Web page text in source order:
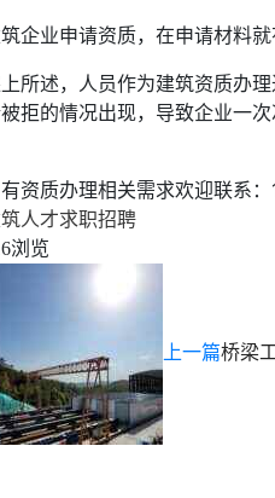
企业申请资质，在申请材料
所述，人员作为建筑资质办
拒的情况出现，导致企业一
资质办理相关需求欢迎联系
人才求职招聘
浏览
上一篇桥梁